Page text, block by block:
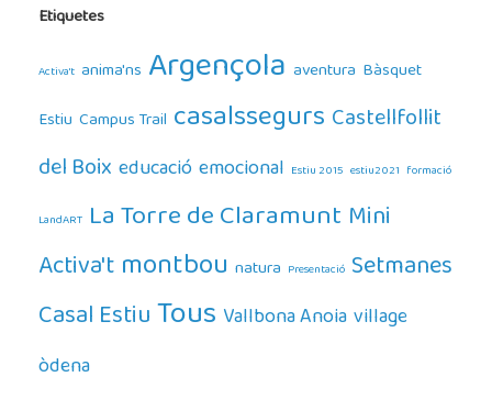
Etiquetes
Activa't anima'ns Argençola aventura Bàsquet
Estiu Campus Trail casalssegursCastellfollit
del Boixeducacióemocional Estiu 2015 estiu2021 formació
LandART La Torre de ClaramuntMini
Activa'tmontbou natura Presentació Setmanes
Casal EstiuTousVallbona Anoiavillage
òdena